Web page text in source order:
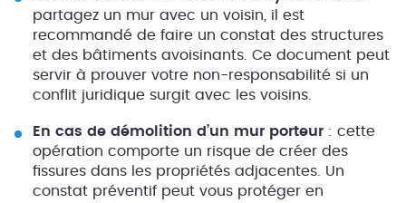
partagez un mur avec un voisin, il est
recommandé de faire un constat des structures
et des bâtiments avoisinants. Ce document peut
servir à prouver votre non-responsabilité si un
conflit juridique surgit avec les voisins.
En cas de démolition d’un mur porteur : cette
opération comporte un risque de créer des
fissures dans les propriétés adjacentes. Un
constat préventif peut vous protéger en